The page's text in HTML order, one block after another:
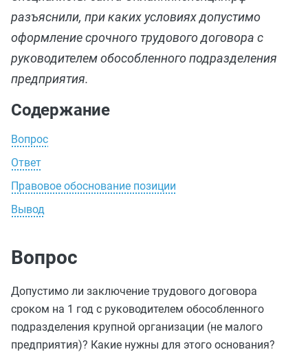
разъяснили, при каких условиях допустимо
оформление срочного трудового договора с
руководителем обособленного подразделения
предприятия.
Содержание
Вопрос
Ответ
Правовое обоснование позиции
Вывод
Вопрос
Допустимо ли заключение трудового договора
сроком на 1 год с руководителем обособленного
подразделения крупной организации (не малого
предприятия)? Какие нужны для этого основания?